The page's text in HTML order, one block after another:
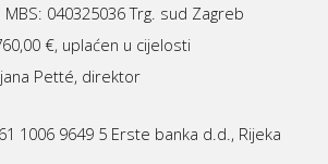
040325036 Trg. sud Zagreb
€, uplaćen u cijelosti
Petté, direktor
1006 9649 5 Erste banka d.d., Rijeka